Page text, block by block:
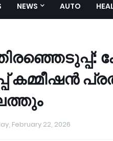
NEWS AUTO
കമ്മീഷൻ
February 22, 2026